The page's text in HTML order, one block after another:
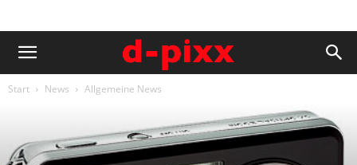
Start News Allgemeine News